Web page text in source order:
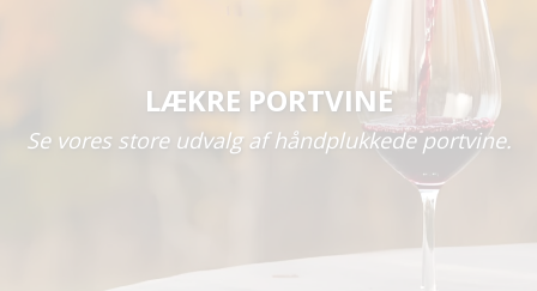
LÆKRE PORTVINE
Se vores store udvalg af håndplukkede portvine.